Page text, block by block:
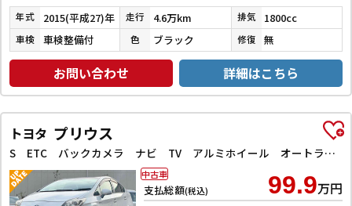
年式 2015(平成27)年 走行 4.6万km 排気 1800cc
車検 車検整備付 色 ブラック 修復 無
お問い合わせ 詳細はこちら
トヨタ プリウス
S ETC バックカメラ ナビ TV アルミホイール オートライト HID スマートキー 電動格納ミラー CVT 盗難防止システム 衝突安全ボディ ABS ESC CD Bluetooth エアコン
支払総額(税込) 99.9万円
中古車